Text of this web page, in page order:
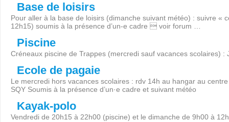
Base de loisirs
Pour aller à la base de loisirs (dimanche suivant météo) : suivre
12h15) soumis à la présence d’un-e cadre  voir forum …
Piscine
Créneaux piscine de Trappes (mercredi sauf vacances scolaires)
Ecole de pagaie
Le mercredi hors vacances scolaires : rdv 14h au hangar au
SQY Soumis à la présence d’un·e cadre et suivant météo
Kayak-polo
Vendredi de 20h15 à 22h00 (piscine) et le dimanche de 9h00 à